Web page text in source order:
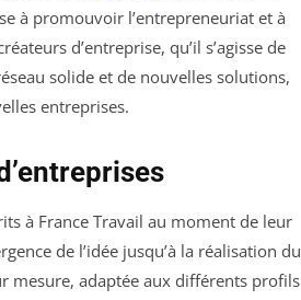
à promouvoir l’entrepreneuriat et à
d’entreprise, qu’il s’agisse de
solide et de nouvelles solutions,
entreprises.
à France Travail au moment de leur
de l’idée jusqu’à la réalisation du
mesure, adaptée aux différents profils